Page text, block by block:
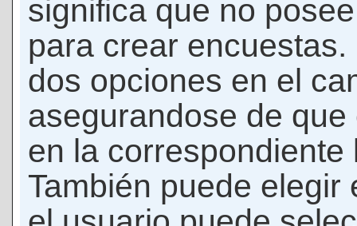
significa que no
para crear
dos opciones en el
asegurandose de
en la
También puede